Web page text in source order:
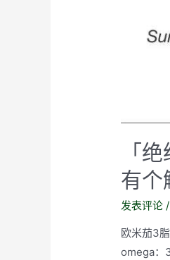
「
有个
发表评论 /
欧米茄3
omega：